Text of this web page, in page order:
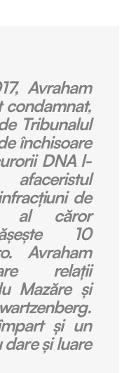
Avraham
condamnat,
Tribunalul
închisoare
DNA l-
de
al căror
10
Avraham
relații
Mazăre și
și un
și luare